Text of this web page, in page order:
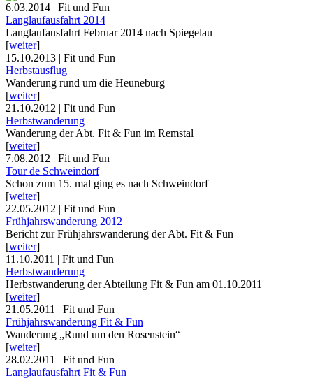
6.03.2014 | Fit und Fun
Langlaufausfahrt 2014
Langlaufausfahrt Februar 2014 nach Spiegelau
[weiter]
15.10.2013 | Fit und Fun
Herbstausflug
Wanderung rund um die Heuneburg
[weiter]
21.10.2012 | Fit und Fun
Herbstwanderung
Wanderung der Abt. Fit & Fun im Remstal
[weiter]
7.08.2012 | Fit und Fun
Tour de Schweindorf
Schon zum 15. mal ging es nach Schweindorf
[weiter]
22.05.2012 | Fit und Fun
Frühjahrswanderung 2012
Bericht zur Frühjahrswanderung der Abt. Fit & Fun
[weiter]
11.10.2011 | Fit und Fun
Herbstwanderung
Herbstwanderung der Abteilung Fit & Fun am 01.10.2011
[weiter]
21.05.2011 | Fit und Fun
Frühjahrswanderung Fit & Fun
Wanderung „Rund um den Rosenstein“
[weiter]
28.02.2011 | Fit und Fun
Langlaufausfahrt Fit & Fun